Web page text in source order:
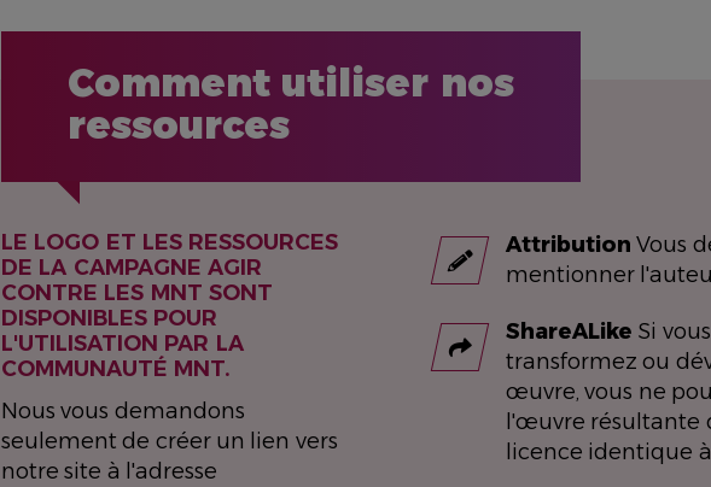
Comment utiliser nos
ressources
LE LOGO ET LES RESSOURCES
DE LA CAMPAGNE AGIR
CONTRE LES MNT SONT
DISPONIBLES POUR
L'UTILISATION PAR LA
COMMUNAUTÉ MNT.
Nous vous demandons
seulement de créer un lien vers
notre site à l'adresse
Attribution Vous
mentionner
ShareALike Si
transformez ou
œuvre, vous ne
l'œuvre résultante
licence identique